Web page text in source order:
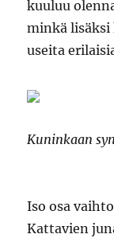
kuuluu
minkä lisäksi
useita
Kuninkaan
Iso osa
Kattavien